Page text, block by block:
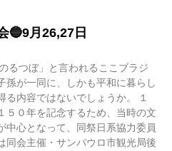
🔵9月26,27日
るつぼ」と言われるここブラジ
孫が一同に、しかも平和に暮らし
内容ではないでしょうか。 １
５０年を記念するため、当時の文
中心となって、同祭日系協力委員
同会主催・サンパウロ市観光局後